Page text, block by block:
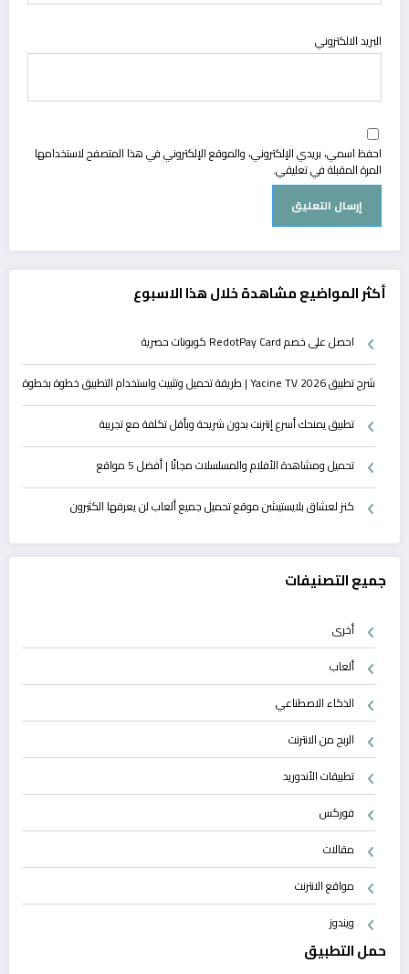
البريد الالكتروني
احفظ اسمي، بريدي الإلكتروني، والموقع الإلكتروني في هذا المتصفح لاستخدامها
المرة المقبلة في تعليقي.
أكثر المواضيع مشاهدة خلال هذا الاسبوع
احصل على خصم RedotPay Card كوبونات حصرية
شرح تطبيق Yacine TV 2026 | طريقة تحميل وتثبيت واستخدام التطبيق خطوة بخطوة
تطبيق يمنحك أسرع إنترنت بدون شريحة وبأقل تكلفة مع تجريبة
تحميل ومشاهدة الأفلام والمسلسلات مجانًا | أفضل 5 مواقع
كنز لعشاق بلايستيشن موقع تحميل جميع ألعاب لن يعرفها الكثيرون
جميع التصنيفات
أخرى
ألعاب
الذكاء الاصطناعي
الربح من الانترنت
تطبيقات الأندوريد
فوركس
مقالات
مواقع الانترنت
ويندوز
حمل التطبيق